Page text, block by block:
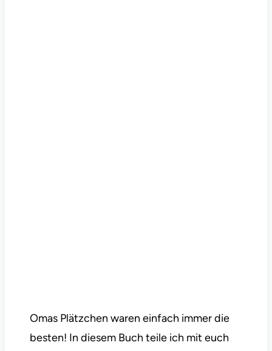
Omas Plätzchen waren einfach immer die
besten! In diesem Buch teile ich mit euch